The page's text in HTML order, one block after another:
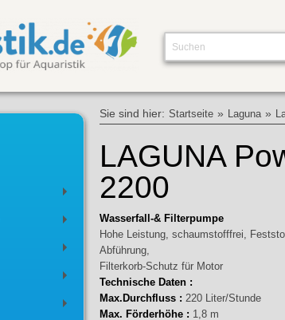
Sie sind hier: Startseite » Laguna »
LAGUNA
2200
Wasserfall-& Filterpumpe
Hohe Leistung, schaumstofffrei,
Abführung,
Filterkorb-Schutz für Motor
Technische Daten :
Max.Durchfluss :220 Liter/Stunde
Max. Förderhöhe : 1,8 m